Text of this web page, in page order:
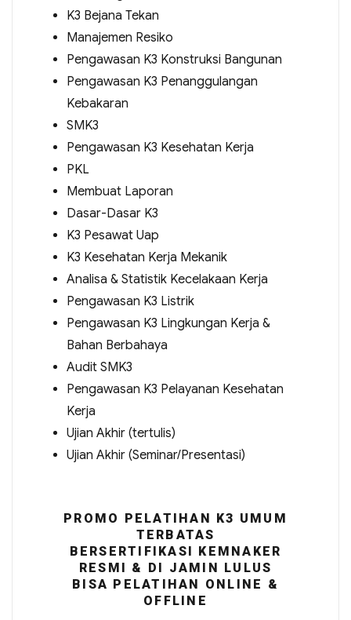
K3 Bejana Tekan
Manajemen Resiko
Pengawasan K3 Konstruksi Bangunan
Pengawasan K3 Penanggulangan
Kebakaran
SMK3
Pengawasan K3 Kesehatan Kerja
PKL
Membuat Laporan
Dasar-Dasar K3
K3 Pesawat Uap
K3 Kesehatan Kerja Mekanik
Analisa & Statistik Kecelakaan Kerja
Pengawasan K3 Listrik
Pengawasan K3 Lingkungan Kerja &
Bahan Berbahaya
Audit SMK3
Pengawasan K3 Pelayanan Kesehatan
Kerja
Ujian Akhir (tertulis)
Ujian Akhir (Seminar/Presentasi)
PROMO PELATIHAN K3 UMUM
TERBATAS
BERSERTIFIKASI KEMNAKER
RESMI & DI JAMIN LULUS
BISA PELATIHAN ONLINE &
OFFLINE